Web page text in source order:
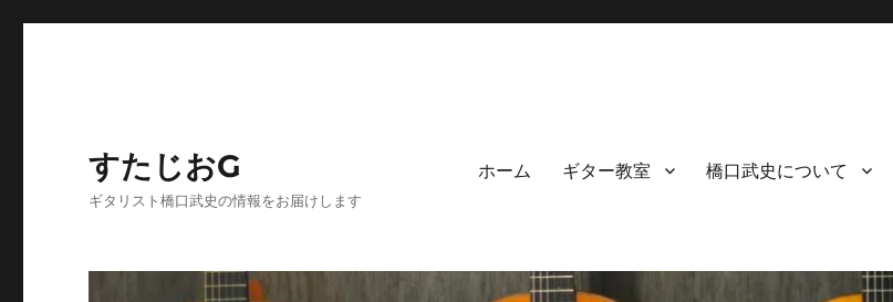
すたじおG
ギタリスト橋口武史の情報をお届けします
ホーム ギター教室 橋口武史について